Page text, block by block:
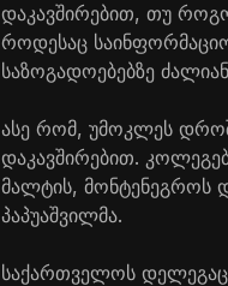
დაკავშირებით, თუ
როდესაც საინფორმაციო
საზოგადოებებზე
ასე რომ, უმოკლეს
დაკავშირებით.
მალტის, მონტენეგროს
პაპუაშვილმა.
საქართველოს